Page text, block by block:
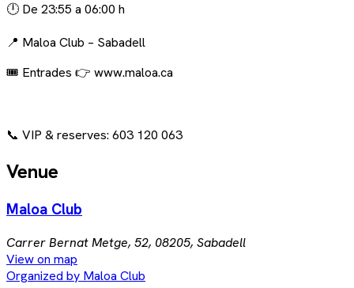
🕛 De 23:55 a 06:00 h
📍 Maloa Club – Sabadell
🎟️ Entrades 👉 www.maloa.ca
📞 VIP & reserves: 603 120 063
Venue
Maloa Club
Carrer Bernat Metge, 52, 08205, Sabadell
View on map
Organized by Maloa Club